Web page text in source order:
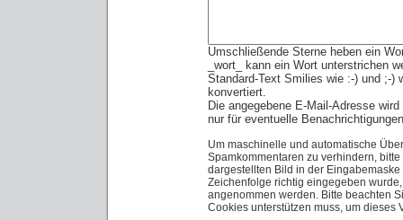
Umschließende Sterne heben ein
_wort_ kann ein Wort unterstrichen
Standard-Text Smilies wie :-) und ;-)
konvertiert.
Die angegebene E-Mail-Adresse
nur für eventuelle
Um maschinelle und automatische
Spamkommentaren zu verhindern,
dargestellten Bild in der
Zeichenfolge richtig eingegeben
angenommen werden. Bitte beachten
Cookies unterstützen muss, um dieses